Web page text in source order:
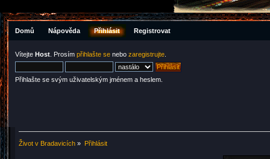
Domů Nápověda Přihlásit Registrovat
Vítejte Host . Prosím přihlašte se nebo zaregistrujte
Přihlašte se svým uživatelským jménem a heslem.
Život v Bradavicích » Přihlásit